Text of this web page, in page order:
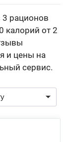
рационов
калорий от 2
и цены на
сервис.